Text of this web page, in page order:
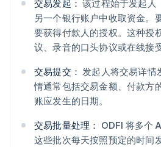
交易发起： 该过程始于发起人
另一个银行账户中收取资金。
要获得付款人的授权。这种授
议、录音的口头协议或在线接
交易提交： 发起人将交易详情
情通常包括交易金额、付款方
账应发生的日期。
交易批量处理： ODFI 将多个
这些批次每天按照预定的时间